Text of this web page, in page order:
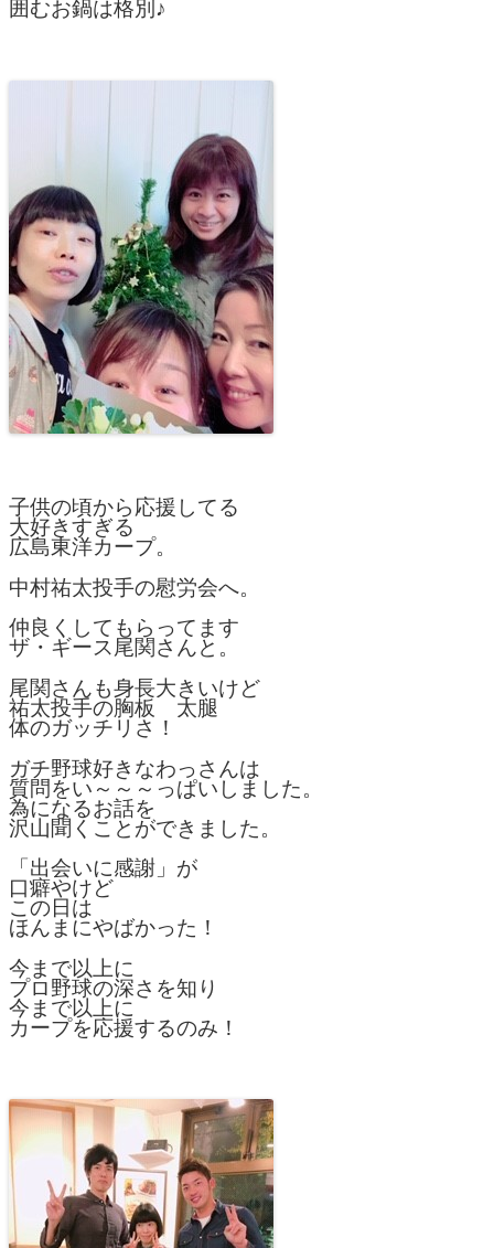
囲むお鍋は格別♪
子供の頃から応援してる
大好きすぎる
広島東洋カープ。
中村祐太投手の慰労会へ。
仲良くしてもらってます
ザ・ギース尾関さんと。
尾関さんも身長大きいけど
祐太投手の胸板 太腿
体のガッチリさ！
ガチ野球好きなわっさんは
質問をい～～～っぱいしました。
為になるお話を
沢山聞くことができました。
「出会いに感謝」が
口癖やけど
この日は
ほんまにやばかった！
今まで以上に
プロ野球の深さを知り
今まで以上に
カープを応援するのみ！